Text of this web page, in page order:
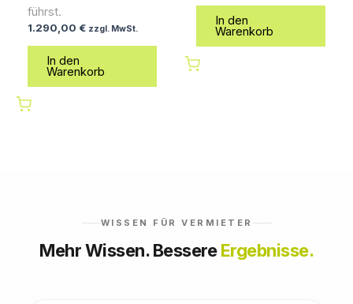
führst.
1.290,00 € zzgl. MwSt.
In den
Warenkorb
In den
Warenkorb
WISSEN FÜR VERMIETER
Mehr Wissen. BessereErgebnisse.